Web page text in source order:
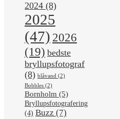
2024 (8)
2025
(47) 2026
(19) bedste
bryllupsfotograf
(8) blåvand (2)
Bobbles (2)
Bornholm (5)
Bryllupsfotografering
(4) Buzz (7)